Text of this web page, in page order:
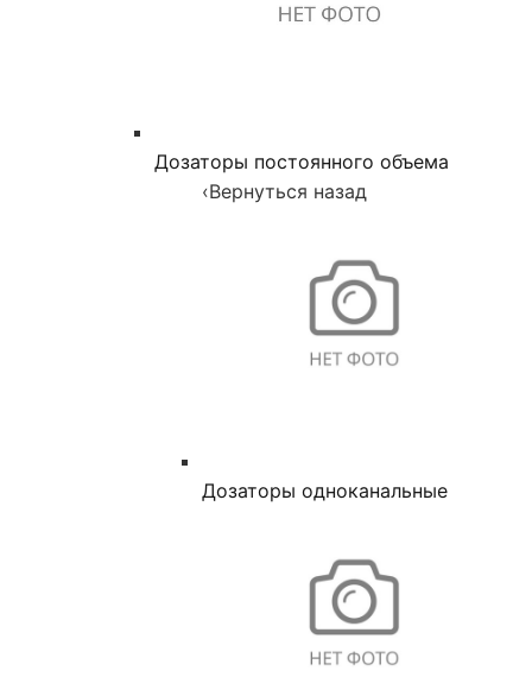
Дозаторы постоянного объема
‹Вернуться назад
Дозаторы одноканальные